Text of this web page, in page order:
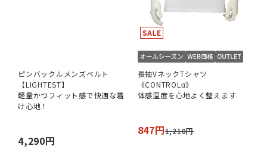
ピンバックルメンズベルト
【LIGHTEST】
軽量かつフィット感で快適な着
け心地！
4,290円
長袖VネックTシャツ
《CONTROLα》
体感温度を心地よく整えます
847円1,210円